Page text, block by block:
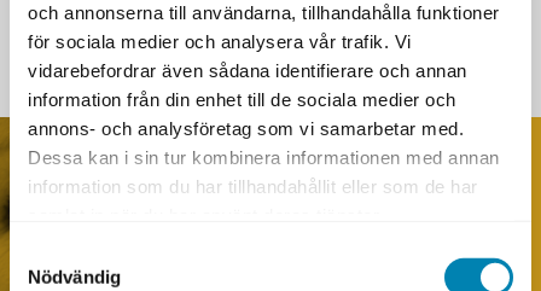
och annonserna till användarna, tillhandahålla funktioner
för sociala medier och analysera vår trafik. Vi
vidarebefordrar även sådana identifierare och annan
information från din enhet till de sociala medier och
annons- och analysföretag som vi samarbetar med.
Dessa kan i sin tur kombinera informationen med annan
information som du har tillhandahållit eller som de har
Nödvändig